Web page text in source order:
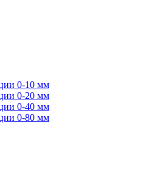
0-10 мм
0-20 мм
0-40 мм
0-80 мм